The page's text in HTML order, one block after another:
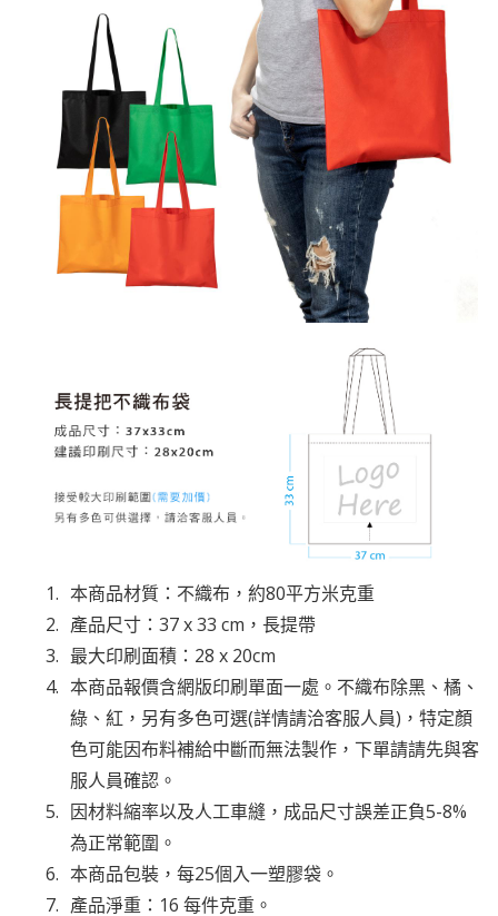
本商品材質：不織布，約80平方米克重
產品尺寸：37 x 33 cm，長提帶
最大印刷面積：28 x 20cm
本商品報價含網版印刷單面一處。不織布除黑、橘、
綠、紅，另有多色可選(詳情請洽客服人員)，特定顏
色可能因布料補給中斷而無法製作，下單請請先與客
服人員確認。
因材料縮率以及人工車縫，成品尺寸誤差正負5-8%
為正常範圍。
本商品包裝，每25個入一塑膠袋。
產品淨重：16 每件克重。